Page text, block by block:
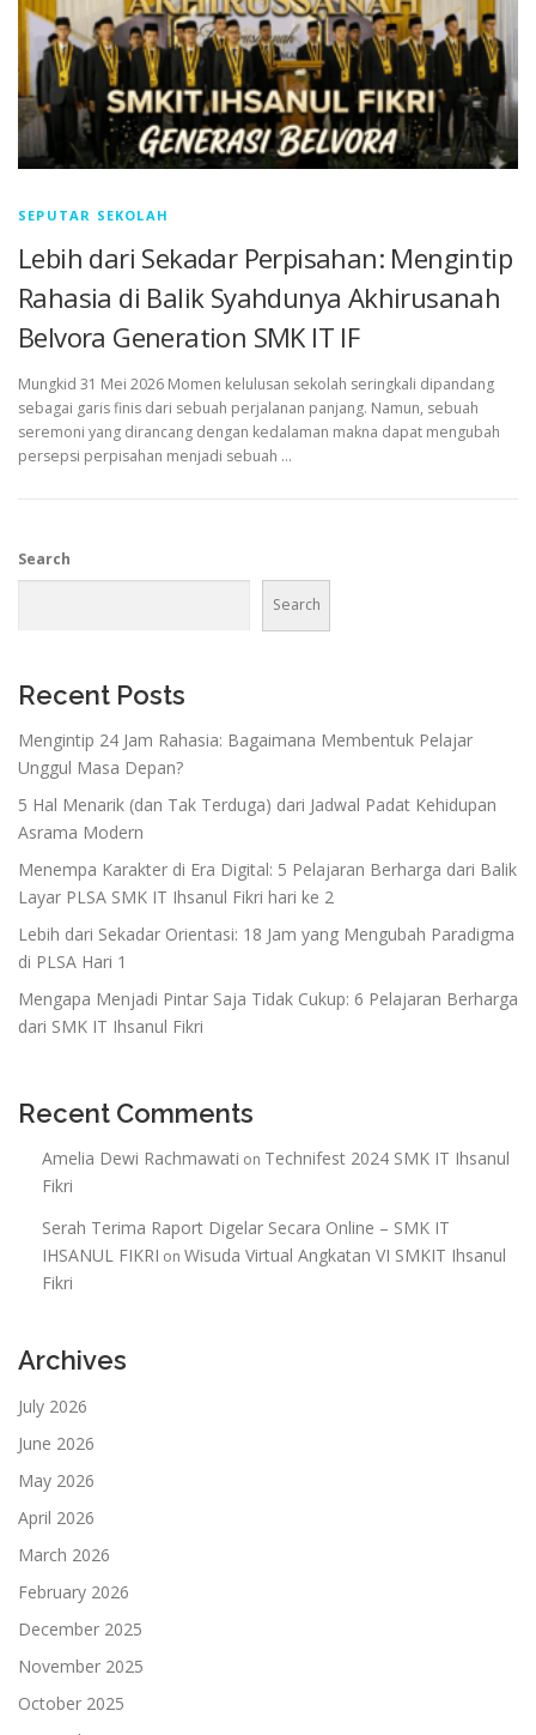
SEPUTAR SEKOLAH
Lebih dari Sekadar Perpisahan: Mengintip
Rahasia di Balik Syahdunya Akhirusanah
Belvora Generation SMK IT IF
Mungkid 31 Mei 2026 Momen kelulusan sekolah seringkali dipandang
sebagai garis finis dari sebuah perjalanan panjang. Namun, sebuah
seremoni yang dirancang dengan kedalaman makna dapat mengubah
persepsi perpisahan menjadi sebuah …
Search
Search
Recent Posts
Mengintip 24 Jam Rahasia: Bagaimana Membentuk Pelajar
Unggul Masa Depan?
5 Hal Menarik (dan Tak Terduga) dari Jadwal Padat Kehidupan
Asrama Modern
Menempa Karakter di Era Digital: 5 Pelajaran Berharga dari Balik
Layar PLSA SMK IT Ihsanul Fikri hari ke 2
Lebih dari Sekadar Orientasi: 18 Jam yang Mengubah Paradigma
di PLSA Hari 1
Mengapa Menjadi Pintar Saja Tidak Cukup: 6 Pelajaran Berharga
dari SMK IT Ihsanul Fikri
Recent Comments
Amelia Dewi Rachmawati on Technifest 2024 SMK IT Ihsanul
Fikri
Serah Terima Raport Digelar Secara Online – SMK IT
IHSANUL FIKRI on Wisuda Virtual Angkatan VI SMKIT Ihsanul
Fikri
Archives
July 2026
June 2026
May 2026
April 2026
March 2026
February 2026
December 2025
November 2025
October 2025